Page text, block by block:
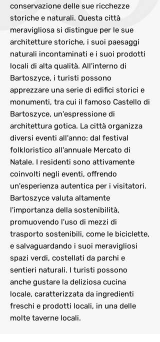
conservazione delle sue ricchezze
storiche e naturali. Questa città
meravigliosa si distingue per le sue
architetture storiche, i suoi paesaggi
naturali incontaminati e i suoi prodotti
locali di alta qualità. All'interno di
Bartoszyce, i turisti possono
apprezzare una serie di edifici storici e
monumenti, tra cui il famoso Castello di
Bartoszyce, un'espressione di
architettura gotica. La città organizza
diversi eventi all'anno: dal festival
folkloristico all'annuale Mercato di
Natale. I residenti sono attivamente
coinvolti negli eventi, offrendo
un'esperienza autentica per i visitatori.
Bartoszyce valuta altamente
l'importanza della sostenibilità,
promuovendo l'uso di mezzi di
trasporto sostenibili, come le biciclette,
e salvaguardando i suoi meravigliosi
spazi verdi, costellati da parchi e
sentieri naturali. I turisti possono
anche gustare la deliziosa cucina
locale, caratterizzata da ingredienti
freschi e prodotti locali, in una delle
molte taverne locali.